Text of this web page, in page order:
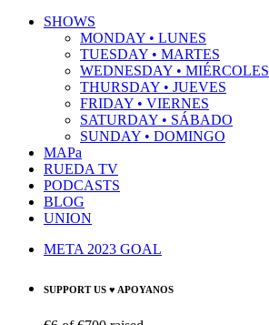
SHOWS
MONDAY • LUNES
TUESDAY • MARTES
WEDNESDAY • MIÉRCOLES
THURSDAY • JUEVES
FRIDAY • VIERNES
SATURDAY • SÁBADO
SUNDAY • DOMINGO
MAPa
RUEDA TV
PODCASTS
BLOG
UNION
META 2023 GOAL
SUPPORT US ♥ APOYANOS